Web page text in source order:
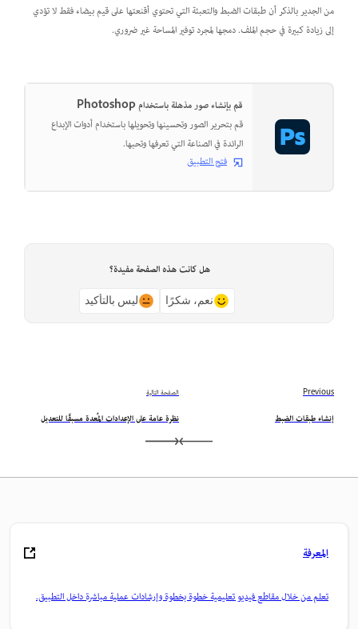
من الجدير بالذكر أن طبقات الضبط والتعبئة التي تحتوي أقنعتها على قيم بيضاء فقط لا تؤدي
إلى زيادة كبيرة في حجم الملف. دمجها لمجرد توفير المساحة غير ضروري.
قم بإنشاء صور مذهلة باستخدام Photoshop
قم بتحرير الصور وتحسينها وتحويلها باستخدام أدوات الإبداع
الرائدة في الصناعة التي تعرفها وتحبها.
فتح التطبيق
هل كانت هذه الصفحة مفيدة؟
نعم، شكرًا ليس بالتأكيد
Previous
إنشاء طبقات الضبط
الصفحة التالية
نظرة عامة على الإعدادات المُعدة مسبقًا للتعديل
المعرفة
تعلم من خلال مقاطع فيديو تعليمية خطوة بخطوة وإرشادات عملية مباشرة داخل التطبيق.